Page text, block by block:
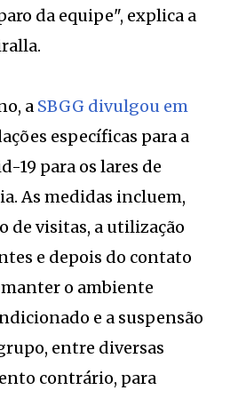
da equipe", explica a
a SBGG divulgou em
específicas para a
19 para os lares de
As medidas incluem,
de visitas, a utilização
e depois do contato
o ambiente
e a suspensão
entre diversas
contrário, para